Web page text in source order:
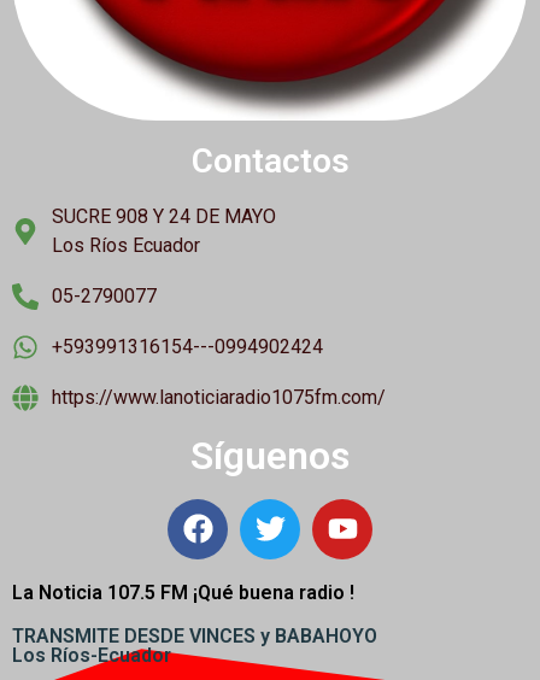
Contactos
SUCRE 908 Y 24 DE MAYO
Los Ríos Ecuador
05-2790077
+593991316154---0994902424
https://www.lanoticiaradio1075fm.com/
Síguenos
La Noticia 107.5 FM ¡Qué buena radio !
TRANSMITE DESDE VINCES y BABAHOYO
Los Ríos-Ecuador